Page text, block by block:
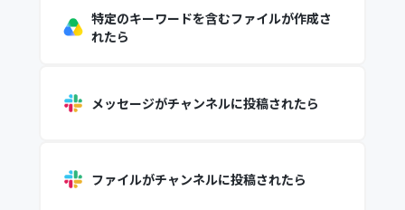
特定のキーワードを含むファイルが作成さ
れたら
メッセージがチャンネルに投稿されたら
ファイルがチャンネルに投稿されたら